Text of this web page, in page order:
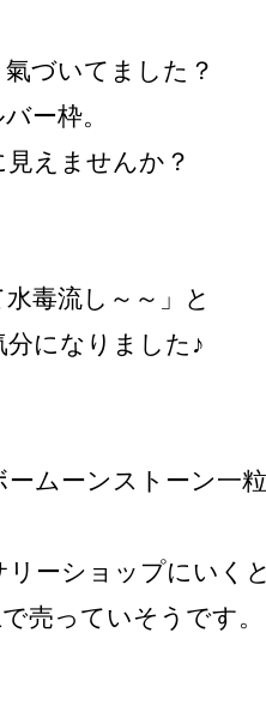
づいてました？
ー枠。
えませんか？
水毒流し～～」と
になりました♪
ムーンストーン一
リーショップにいく
売っていそうです。